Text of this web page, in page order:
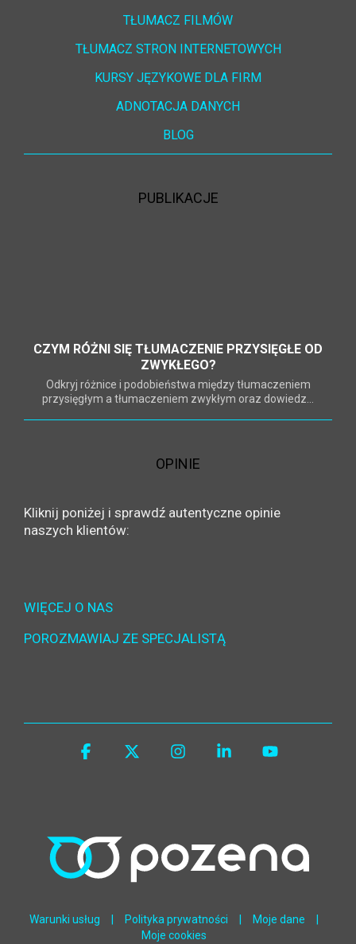
TŁUMACZ FILMÓW
TŁUMACZ STRON INTERNETOWYCH
KURSY JĘZYKOWE DLA FIRM
ADNOTACJA DANYCH
BLOG
PUBLIKACJE
CZYM RÓŻNI SIĘ TŁUMACZENIE PRZYSIĘGŁE OD
ZWYKŁEGO?
Odkryj różnice i podobieństwa między tłumaczeniem
przysięgłym a tłumaczeniem zwykłym oraz dowiedz...
OPINIE
Kliknij poniżej i sprawdź autentyczne opinie
naszych klientów:
WIĘCEJ O NAS
POROZMAWIAJ ZE SPECJALISTĄ
Warunki usług Polityka prywatności Moje dane
Moje cookies
Facebook InstagramLinkedin